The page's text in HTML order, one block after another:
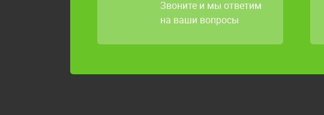
Звоните и мы ответим
на ваши вопросы